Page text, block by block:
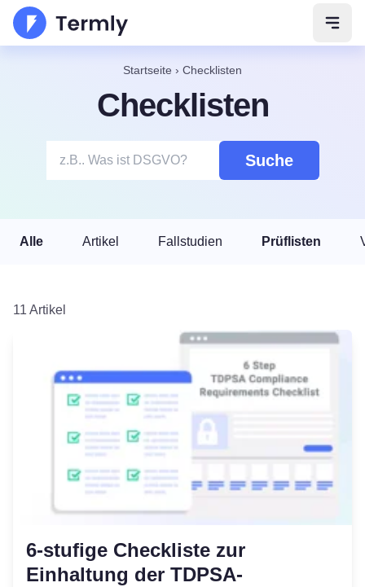
Startseite › Checklisten
Checklisten
Suche
Alle Artikel Fallstudien Prüflisten
11 Artikel
6-stufige Checkliste zur
Einhaltung der TDPSA-